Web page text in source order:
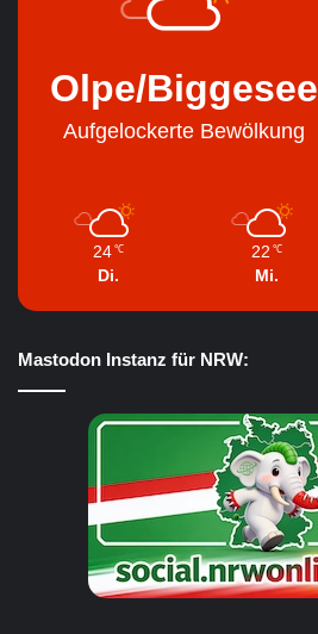
Olpe/Biggesee
Aufgelockerte Bewölkung
24 ℃
Di.
22 ℃
Mi.
Mastodon Instanz für NRW: